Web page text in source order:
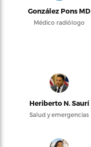
González Pons MD
Médico radiólogo
Heriberto N. Saurí
Salud y emergencias